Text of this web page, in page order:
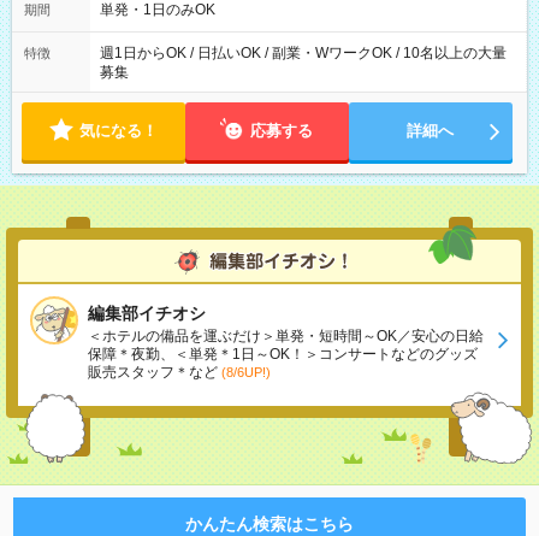
期間 単発・1日のみOK
特徴
週1日からOK / 日払いOK / 副業・WワークOK / 10名以上の大量
募集
気になる！ 応募する 詳細へ
編集部イチオシ
＜ホテルの備品を運ぶだけ＞単発・短時間～OK／安心の日給
保障＊夜勤、＜単発＊1日～OK！＞コンサートなどのグッズ
販売スタッフ＊など (8/6UP!)
かんたん検索はこちら